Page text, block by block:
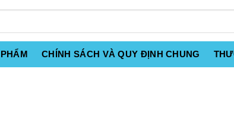
CHÍNH SÁCH VÀ QUY ĐỊNH CHUNG